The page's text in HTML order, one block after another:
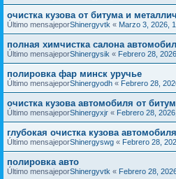
очистка кузова от битума и
Último mensajeporShinergyvtk « Marzo 3, 2026,
полная химчистка салона
Último mensajeporShinergysik « Febrero 28,
полировка фар минск уручье
Último mensajeporShinergyodh « Febrero 28,
очистка кузова автомобиля от
Último mensajeporShinergyxjr « Febrero 28,
глубокая очистка кузова
Último mensajeporShinergyswg « Febrero 28,
полировка авто
Último mensajeporShinergyvtk « Febrero 28,